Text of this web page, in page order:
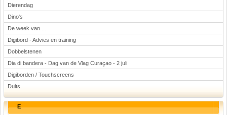
Dierendag
Dino's
De week van ...
Digibord - Advies en training
Dobbelstenen
Dia di bandera - Dag van de Vlag Curaçao - 2 juli
Digiborden / Touchscreens
Duits
E